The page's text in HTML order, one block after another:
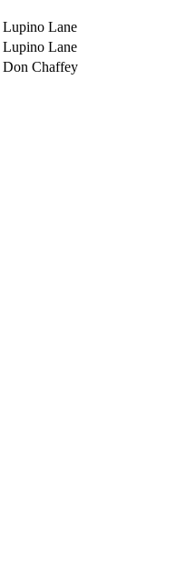
Lupino Lane
Lupino Lane
Don Chaffey